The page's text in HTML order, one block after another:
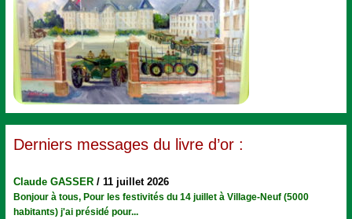
Derniers messages du livre d’or :
Claude GASSER /11 juillet 2026
Bonjour à tous, Pour les festivités du 14 juillet à Village-Neuf (5000
habitants) j'ai présidé pour...